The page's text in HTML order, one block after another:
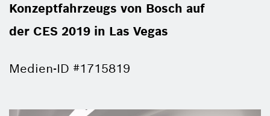
Konzeptfahrzeugs von Bosch auf
der CES 2019 in Las Vegas
Medien-ID #1715819